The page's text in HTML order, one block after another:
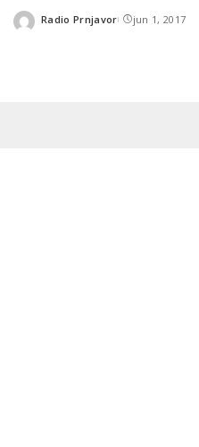
Posted
Radio Prnjavor jun 1, 2017